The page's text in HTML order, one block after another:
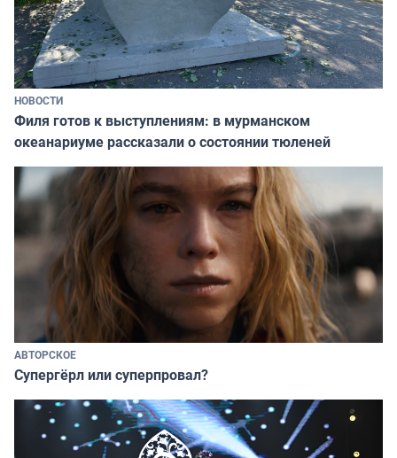
НОВОСТИ
Филя готов к выступлениям: в мурманском
океанариуме рассказали о состоянии тюленей
АВТОРСКОЕ
Супергёрл или суперпровал?